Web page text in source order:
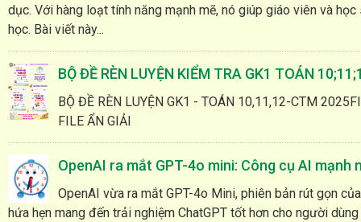
dục. Với hàng loạt tính năng mạnh mẽ, nó giúp giáo viên và
học. Bài viết này...
BỘ ĐỀ RÈN LUYỆN KIỂM TRA GK1 TOÁN
BỘ ĐỀ RÈN LUYỆN GK1 - TOÁN 10,11,12-CTM
FILE ẨN GIẢI
OpenAI ra mắt GPT-4o mini: Công cụ AI mạnh
OpenAI vừa ra mắt GPT-4o Mini, phiên bản rút gọn
hứa hẹn mang đến trải nghiệm ChatGPT tốt hơn cho người